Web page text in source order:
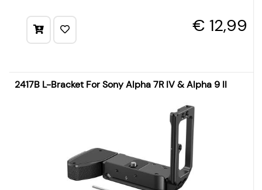
€ 12,99
2417B L-Bracket For Sony Alpha 7R IV & Alpha 9 II